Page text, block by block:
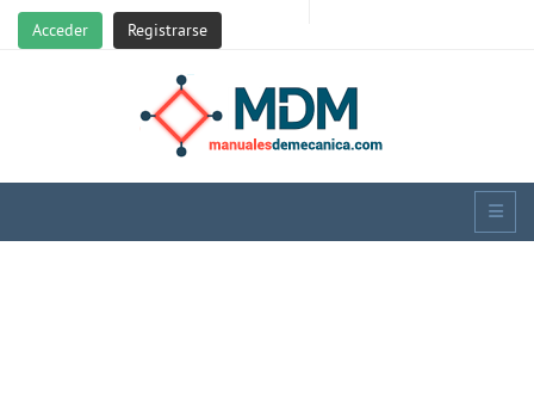
Acceder Registrarse